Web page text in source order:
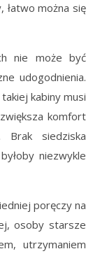
łatwo można się
nie może być
udogodnienia.
kabiny musi
komfort
Brak siedziska
niezwykle
poręczy na
osoby starsze
utrzymaniem